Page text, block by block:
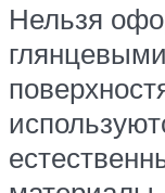
Нельзя